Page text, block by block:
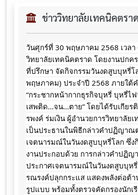
ข่าววิทยาลัยเทคนิคตราด
วันศุกร์ที่ 30 พฤษภาคม 2568 เวลา
วิทยาลัยเทคนิคตราด โดยงานปกค
ที่ปรึกษา จัดกิจกรรมวันงดสูบบุหรี่โ
พฤษภาคม) ประจำปี 2568 ภายใต้
“กระชากหน้ากากธุรกิจบุหรี่ บุหรี่ไ
เสพติด...จน...ตาย” โดยได้รับเกียร
รพงค์ ร่มเงิน ผู้อำนวยการวิทยาลัย
เป็นประธานในพิธีกล่าวคำปฏิญาณ
เจตนารมณ์ในวันงดสูบบุหรี่โลก ซึ่ง
งานประกอบด้วย การกล่าวคำปฏิ
ประกาศเจตนารมณ์ในวันงดสูบบุห
รณรงค์ปลุกกระแส แสดงพลังต่อต้า
รูปแบบ พร้อมทั้งตรวจคัดกรองนักเ